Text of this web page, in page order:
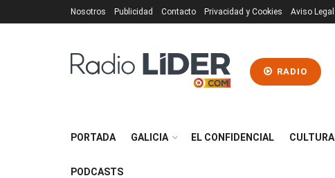
Nosotros Publicidad Contacto Privacidad y Cookies Aviso Legal
RADIO
PORTADA GALICIA EL CONFIDENCIAL CULTURA
PODCASTS